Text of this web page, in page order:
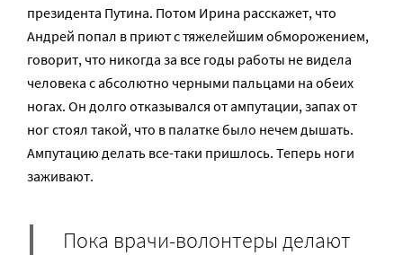
президента Путина. Потом Ирина расскажет, что
Андрей попал в приют с тяжелейшим обморожением,
говорит, что никогда за все годы работы не видела
человека с абсолютно черными пальцами на обеих
ногах. Он долго отказывался от ампутации, запах от
ног стоял такой, что в палатке было нечем дышать.
Ампутацию делать все-таки пришлось. Теперь ноги
заживают.
Пока врачи-волонтеры делают